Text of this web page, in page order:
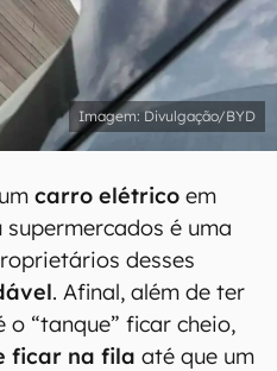
Divulgação/BYD
carro elétrico em
é uma
desses
. Afinal, além de ter
o “tanque” ficar cheio,
ficar na fila até que um